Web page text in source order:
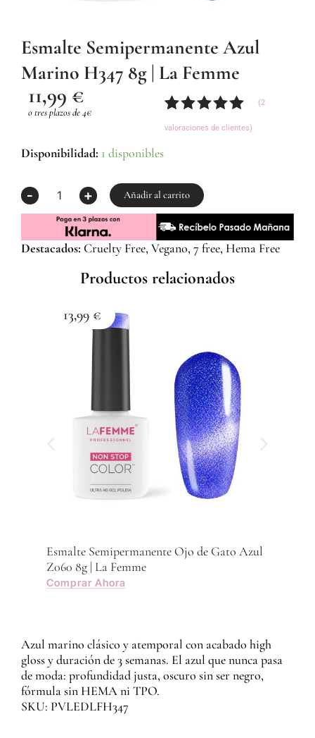
Esmalte Semipermanente Azul
Marino H347 8g | La Femme
11,99 €
o tres plazos de 4€
Valorado
2
valoraciones
de
clientes
(2
valoraciones de clientes)
Disponibilidad: 1 disponibles
-
Esmalte
Marino
H347
La
+ Añadir al carrito
Destacados: Cruelty Free, Vegano, 7 free, Hema Free
Productos relacionados
13,99 €
Esmalte Semipermanente Ojo de Gato Azul
Z060 8g | La Femme
Comprar Ahora
Azul marino clásico y atemporal con acabado high
gloss y duración de 3 semanas. El azul que nunca pasa
de moda: profundidad justa, oscuro sin ser negro,
fórmula sin HEMA ni TPO.
SKU: PVLEDLFH347